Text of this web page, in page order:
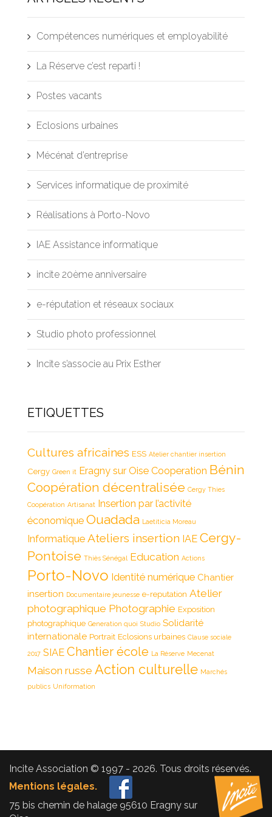
Compétences numériques et employabilité
La Réserve c’est reparti !
Postes vacants
Eclosions urbaines
Mécénat d’entreprise
Services informatique de proximité
Réalisations à Porto-Novo
IAE Assistance informatique
incite 20ème anniversaire
e-réputation et réseaux sociaux
Studio photo professionnel
Incite s’associe au Prix Esther
ETIQUETTES
Cultures africaines ESS Atelier chantier insertion
Cergy Green it Eragny sur Oise Cooperation Bénin
Coopération décentralisée Cergy Thies
Coopération Artisanat Insertion par l’activité
économique Ouadada Laetiticia Moreau
Informatique Ateliers insertion IAE Cergy-
Pontoise Thiès Sénégal Education Actions
Porto-Novo Identité numérique Chantier
insertion Documentaire jeunesse e-reputation Atelier
photographique Photographie Exposition
photographique Generation quoi Studio Solidarité
internationale Portrait Eclosions urbaines Clause sociale
2017 SIAE Chantier école La Réserve Mecenat
Maison russe Action culturelle Marchés
publics Uniformation
Incite Association © 1997 - 2026. Tous droits réservés.
Mentions légales.
75 bis chemin de halage 95610 Eragny sur